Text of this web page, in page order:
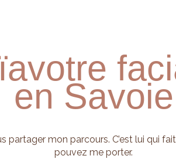
votre
en Savoie
partager mon parcours. C’est lui qui
pouvez me porter.